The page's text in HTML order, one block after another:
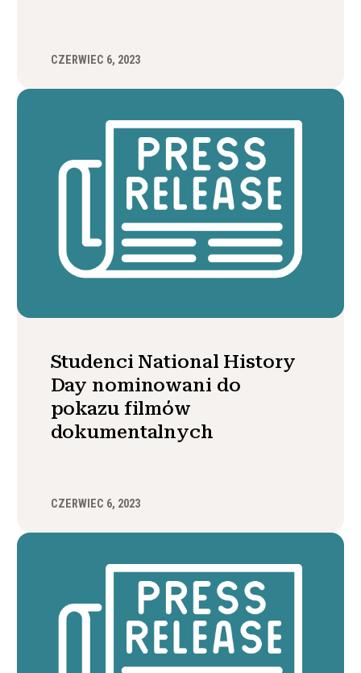
CZERWIEC 6, 2023
Studenci National History
Day nominowani do
pokazu filmów
dokumentalnych
CZERWIEC 6, 2023